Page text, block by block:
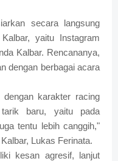
secara langsung
yaitu Instagram
Kalbar. Rencananya,
dengan berbagai acara
karakter racing
baru, yaitu pada
tentu lebih canggih,"
Lukas Ferinata.
kesan agresif, lanjut